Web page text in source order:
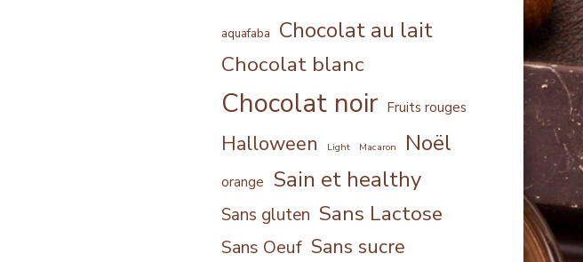
aquafaba Chocolat au lait
Chocolat blanc
Chocolat noir Fruits rouges
Halloween Light Macaron Noël
orange Sain et healthy
Sans gluten Sans Lactose
Sans Oeuf Sans sucre